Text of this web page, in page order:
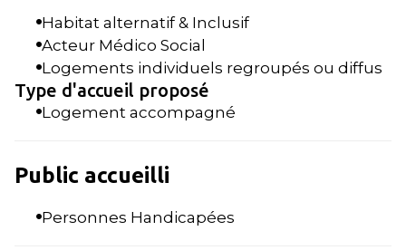
Habitat alternatif & Inclusif
Acteur Médico Social
Logements individuels regroupés ou diffus
Type d'accueil proposé
Logement accompagné
Public accueilli
Personnes Handicapées